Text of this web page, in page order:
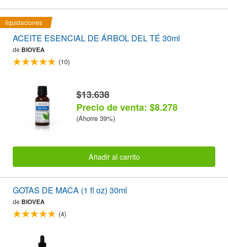
liquidaciones
ACEITE ESENCIAL DE ÁRBOL DEL TÉ 30ml
de BIOVEA
(10)
$13.638
Precio de venta: $8.278
(Ahorre 39%)
Añadir al carrito
GOTAS DE MACA (1 fl oz) 30ml
de BIOVEA
(4)